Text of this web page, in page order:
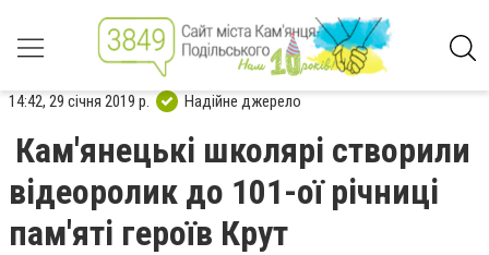
14:42, 29 січня 2019 р. Надійне джерело
Кам'янецькі школярі створили
відеоролик до 101-ої річниці
пам'яті героїв Крут